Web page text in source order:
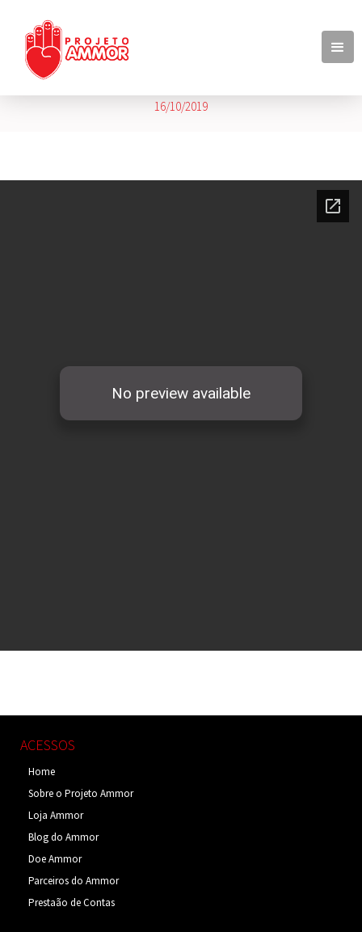
16/10/2019
ACESSOS
Home
Sobre o Projeto Ammor
Loja Ammor
Blog do Ammor
Doe Ammor
Parceiros do Ammor
Prestaão de Contas